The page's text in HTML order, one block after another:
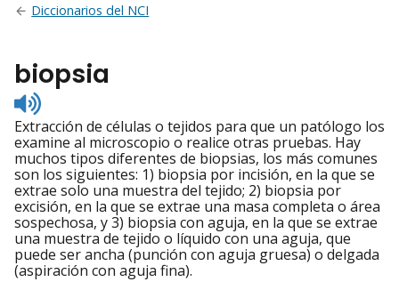
Diccionarios del NCI
biopsia
Listen
to
pronunciation
Extracción de células o tejidos para que un patólogo los
examine al microscopio o realice otras pruebas. Hay
muchos tipos diferentes de biopsias, los más comunes
son los siguientes: 1) biopsia por incisión, en la que se
extrae solo una muestra del tejido; 2) biopsia por
excisión, en la que se extrae una masa completa o área
sospechosa, y 3) biopsia con aguja, en la que se extrae
una muestra de tejido o líquido con una aguja, que
puede ser ancha (punción con aguja gruesa) o delgada
(aspiración con aguja fina).